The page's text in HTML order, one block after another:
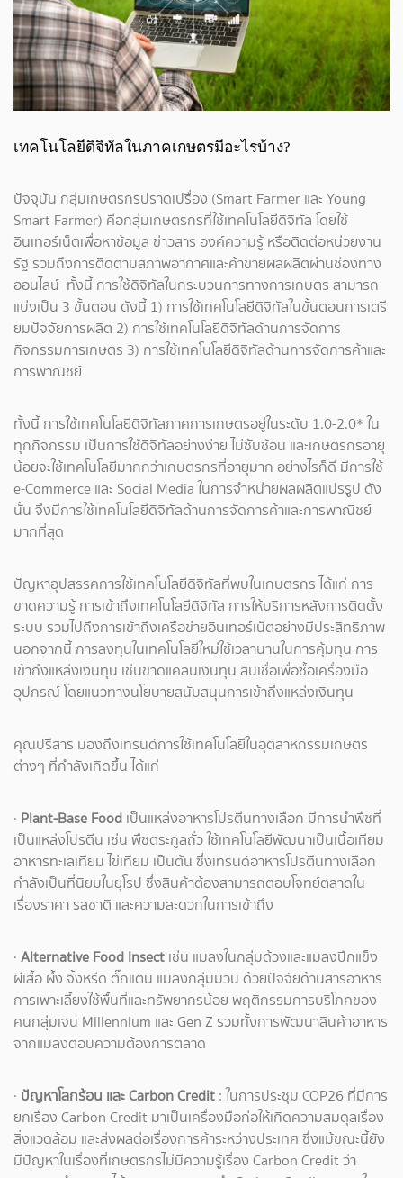
เทคโนโลยีดิจิทัลในภาคเกษตรมีอะไรบ้าง?
ปัจจุบัน กลุ่มเกษตรกรปราดเปรื่อง (Smart Farmer และ Young
Smart Farmer) คือกลุ่มเกษตรกรที่ใช้เทคโนโลยีดิจิทัล โดยใช้
อินเทอร์เน็ตเพื่อหาข้อมูล ข่าวสาร องค์ความรู้ หรือติดต่อหน่วยงาน
รัฐ รวมถึงการติดตามสภาพอากาศและค้าขายผลผลิตผ่านช่องทาง
ออนไลน์ ทั้งนี้ การใช้ดิจิทัลในกระบวนการทางการเกษตร สามารถ
แบ่งเป็น 3 ขั้นตอน ดังนี้ 1) การใช้เทคโนโลยีดิจิทัลในขั้นตอนการเตรี
ยมปัจจัยการผลิต 2) การใช้เทคโนโลยีดิจิทัลด้านการจัดการ
กิจกรรมการเกษตร 3) การใช้เทคโนโลยีดิจิทัลด้านการจัดการค้าและ
การพาณิชย์
ทั้งนี้ การใช้เทคโนโลยีดิจิทัลภาคการเกษตรอยู่ในระดับ 1.0-2.0* ใน
ทุกกิจกรรม เป็นการใช้ดิจิทัลอย่างง่าย ไม่ซับซ้อน และเกษตรกรอายุ
น้อยจะใช้เทคโนโลยีมากกว่าเกษตรกรที่อายุมาก อย่างไรก็ดี มีการใช้
e-Commerce และ Social Media ในการจำหน่ายผลผลิตแปรรูป ดัง
นั้น จึงมีการใช้เทคโนโลยีดิจิทัลด้านการจัดการค้าและการพาณิชย์
มากที่สุด
ปัญหาอุปสรรคการใช้เทคโนโลยีดิจิทัลที่พบในเกษตรกร ได้แก่ การ
ขาดความรู้ การเข้าถึงเทคโนโลยีดิจิทัล การให้บริการหลังการติดตั้ง
ระบบ รวมไปถึงการเข้าถึงเครือข่ายอินเทอร์เน็ตอย่างมีประสิทธิภาพ
นอกจากนี้ การลงทุนในเทคโนโลยีใหม่ใช้เวลานานในการคุ้มทุน การ
เข้าถึงแหล่งเงินทุน เช่นขาดแคลนเงินทุน สินเชื่อเพื่อซื้อเครื่องมือ
อุปกรณ์ โดยแนวทางนโยบายสนับสนุนการเข้าถึงแหล่งเงินทุน
คุณปรีสาร มองถึงเทรนด์การใช้เทคโนโลยีในอุตสาหกรรมเกษตร
ต่างๆ ที่กำลังเกิดขึ้น ได้แก่
· Plant-Base Food เป็นแหล่งอาหารโปรตีนทางเลือก มีการนำพืชที่
เป็นแหล่งโปรตีน เช่น พืชตระกูลถั่ว ใช้เทคโนโลยีพัฒนาเป็นเนื้อเทียม
อาหารทะเลเทียม ไข่เทียม เป็นต้น ซึ่งเทรนด์อาหารโปรตีนทางเลือก
กำลังเป็นที่นิยมในยุโรป ซึ่งสินค้าต้องสามารถตอบโจทย์ตลาดใน
เรื่องราคา รสชาติ และความสะดวกในการเข้าถึง
· Alternative Food Insect เช่น แมลงในกลุ่มด้วงและแมลงปีกแข็ง
ผีเสื้อ ผึ้ง จิ้งหรีด ตั๊กแตน แมลงกลุ่มมวน ด้วยปัจจัยด้านสารอาหาร
การเพาะเลี้ยงใช้พื้นที่และทรัพยากรน้อย พฤติกรรมการบริโภคของ
คนกลุ่มเจน Millennium และ Gen Z รวมทั้งการพัฒนาสินค้าอาหาร
จากแมลงตอบความต้องการตลาด
· ปัญหาโลกร้อน และ Carbon Credit : ในการประชุม COP26 ที่มีการ
ยกเรื่อง Carbon Credit มาเป็นเครื่องมือก่อให้เกิดความสมดุลเรื่อง
สิ่งแวดล้อม และส่งผลต่อเรื่องการค้าระหว่างประเทศ ซึ่งแม้ขณะนี้ยัง
มีปัญหาในเรื่องที่เกษตรกรไม่มีความรู้เรื่อง Carbon Credit ว่า